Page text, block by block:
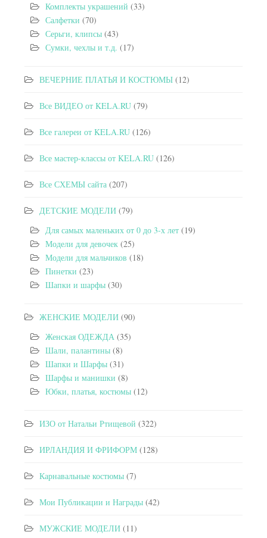
Комплекты украшений (33)
Салфетки (70)
Серьги, клипсы (43)
Сумки, чехлы и т.д. (17)
ВЕЧЕРНИЕ ПЛАТЬЯ И КОСТЮМЫ (12)
Все ВИДЕО от KELA.RU (79)
Все галереи от KELA.RU (126)
Все мастер-классы от KELA.RU (126)
Все СХЕМЫ сайта (207)
ДЕТСКИЕ МОДЕЛИ (79)
Для самых маленьких от 0 до 3-х лет (19)
Модели для девочек (25)
Модели для мальчиков (18)
Пинетки (23)
Шапки и шарфы (30)
ЖЕНСКИЕ МОДЕЛИ (90)
Женская ОДЕЖДА (35)
Шали, палантины (8)
Шапки и Шарфы (31)
Шарфы и манишки (8)
Юбки, платья, костюмы (12)
ИЗО от Натальи Ртищевой (322)
ИРЛАНДИЯ И ФРИФОРМ (128)
Карнавальные костюмы (7)
Мои Публикации и Награды (42)
МУЖСКИЕ МОДЕЛИ (11)